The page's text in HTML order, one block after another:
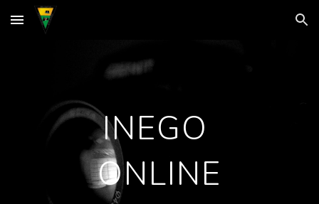
Skip to main content Skip to navigation
INEGO
ONLINE